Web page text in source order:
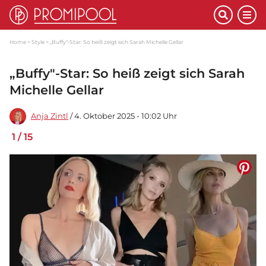
Home Style „Buffy"-Star: So heiß zeigt sich Sarah Michelle Gellar
„Buffy"-Star: So heiß zeigt sich Sarah
Michelle Gellar
Anja Zintl / 4. Oktober 2025 - 10:02 Uhr
1 /15